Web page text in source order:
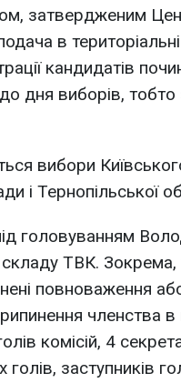
затвердженим
в територіальні
кандидатів
до дня виборів,
вибори
і Тернопільської
головуванням
ТВК. Зокрема,
повноваження
членства в
комісій, 4
заступників